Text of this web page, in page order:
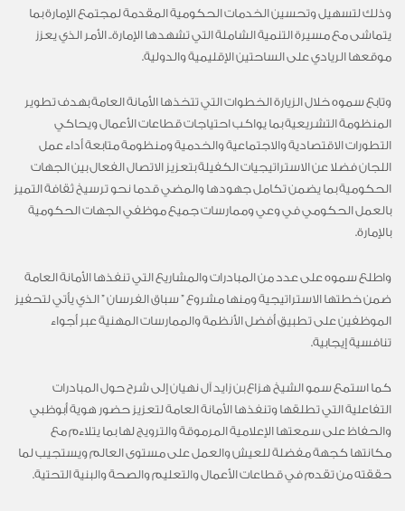
وذلك لتسهيل وتحسين الخدمات الحكومية المقدمة لمجتمع الإمارة بما
يتماشى مع مسيرة التنمية الشاملة التي تشهدها الإمارة.. الأمر الذي يعزز
موقعها الريادي على الساحتين الإقليمية والدولية.
وتابع سموه خلال الزيارة الخطوات التي تتخذها الأمانة العامة بهدف تطوير
المنظومة التشريعية بما يواكب احتياجات قطاعات الأعمال ويحاكي
التطورات الاقتصادية والاجتماعية والخدمية ومنظومة متابعة أداء عمل
اللجان فضلا عن الاستراتيجيات الكفيلة بتعزيز الاتصال الفعال بين الجهات
الحكومية بما يضمن تكامل جهودها والمضي قدما نحو ترسيخ ثقافة التميز
بالعمل الحكومي في وعي وممارسات جميع موظفي الجهات الحكومية
بالإمارة.
واطلع سموه على عدد من المبادرات والمشاريع التي تنفذها الأمانة العامة
ضمن خطتها الاستراتيجية ومنها مشروع ” سباق الفرسان ” الذي يأتي لتحفيز
الموظفين على تطبيق أفضل الأنظمة والممارسات المهنية عبر أجواء
تنافسية إيجابية.
كما استمع سمو الشيخ هزاع بن زايد آل نهيان إلى شرح حول المبادرات
التفاعلية التي تطلقها وتنفذها الأمانة العامة لتعزيز حضور هوية أبوظبي
والحفاظ على سمعتها الإعلامية المرموقة والترويج لها بما يتلاءم مع
مكانتها كجهة مفضلة للعيش والعمل على مستوى العالم ويستجيب لما
حققته من تقدم في قطاعات الأعمال والتعليم والصحة والبنية التحتية.